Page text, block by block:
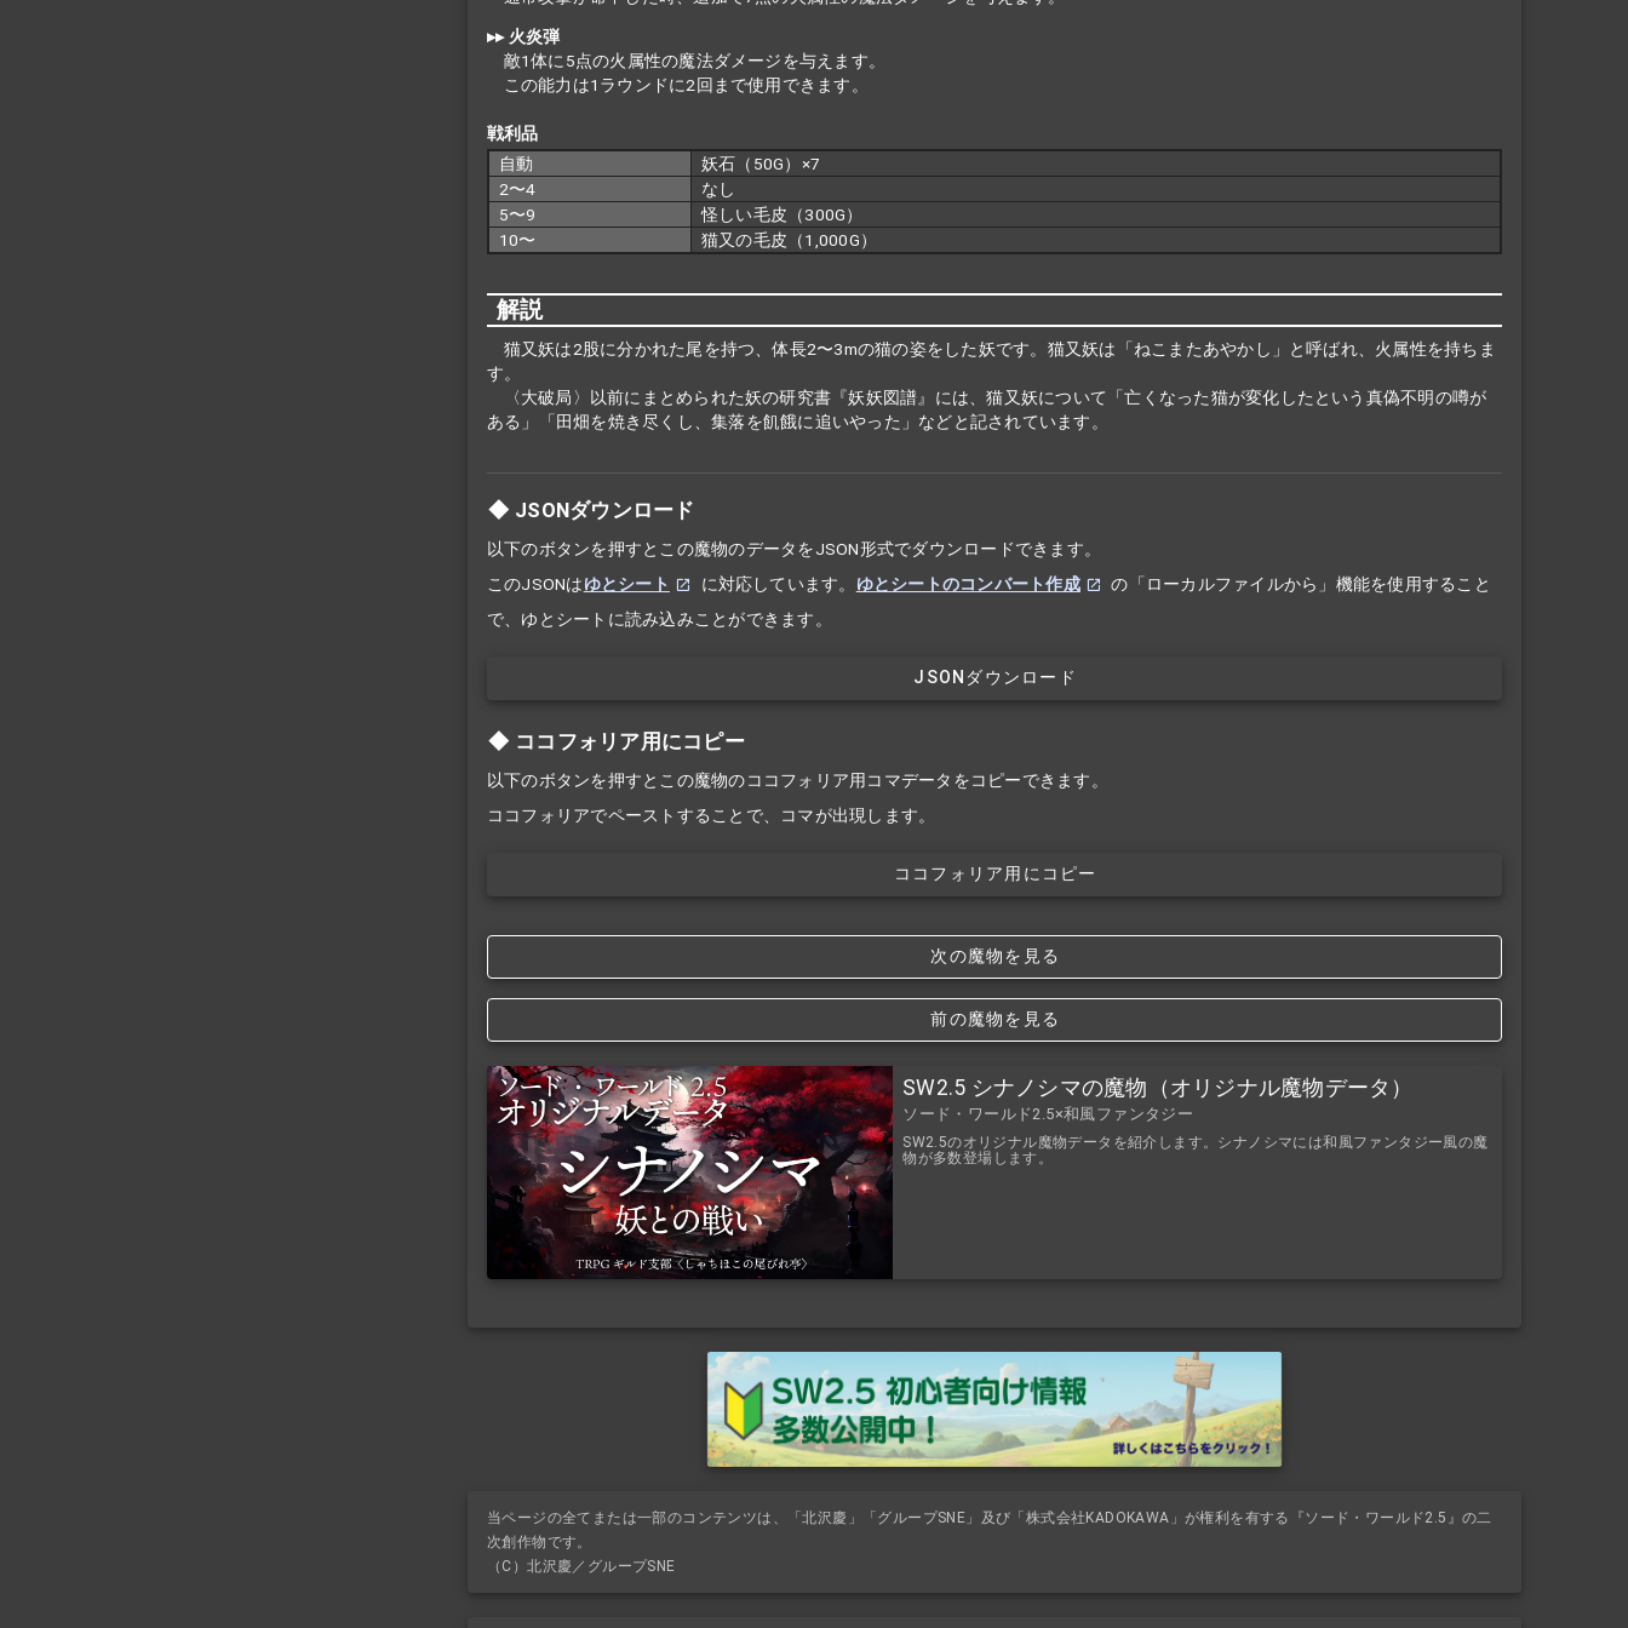
▸▸ 火炎弾
敵1体に5点の火属性の魔法ダメージを与えます。
この能力は1ラウンドに2回まで使用できます。
戦利品
自動
妖石（50G）×7
2〜4
なし
5〜9
怪しい毛皮（300G）
10〜
猫又の毛皮（1,000G）
解説
猫又妖は2股に分かれた尾を持つ、体長2〜3mの猫の姿をした妖です。猫又妖は「ねこまたあやかし」と呼ばれ、火属性を持ちま
す。
〈大破局〉以前にまとめられた妖の研究書『妖妖図譜』には、猫又妖について「亡くなった猫が変化したという真偽不明の噂が
ある」「田畑を焼き尽くし、集落を飢餓に追いやった」などと記されています。
JSONダウンロード
以下のボタンを押すとこの魔物のデータをJSON形式でダウンロードできます。
このJSONはゆとシート に対応しています。 ゆとシートのコンバート作成
の「ローカルファイルから」機能を使用すること
で、ゆとシートに読み込みことができます。
JSONダウンロード
ココフォリア用にコピー
以下のボタンを押すとこの魔物のココフォリア用コマデータをコピーできます。
ココフォリアでペーストすることで、コマが出現します。
ココフォリア用にコピー
次の魔物を見る
前の魔物を見る
SW2.5 シナノシマの魔物（オリジナル魔物データ）
ソード・ワールド2.5×和風ファンタジー
SW2.5のオリジナル魔物データを紹介します。シナノシマには和風ファンタジー風の魔
物が多数登場します。
当ページの全てまたは一部のコンテンツは、「北沢慶」「グループSNE」及び「株式会社KADOKAWA」が権利を有する『ソード・ワールド2.5』の二
次創作物です。
（C）北沢慶／グループSNE